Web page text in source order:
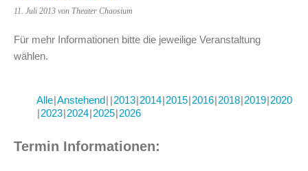
11. Juli 2013 von Theater Chaosium
Für mehr Informationen bitte die jeweilige Veranstaltung
wählen.
Alle Anstehend 2013 2014 2015 2016 2018 2019 2020
2023 2024 2025 2026
Termin Informationen: